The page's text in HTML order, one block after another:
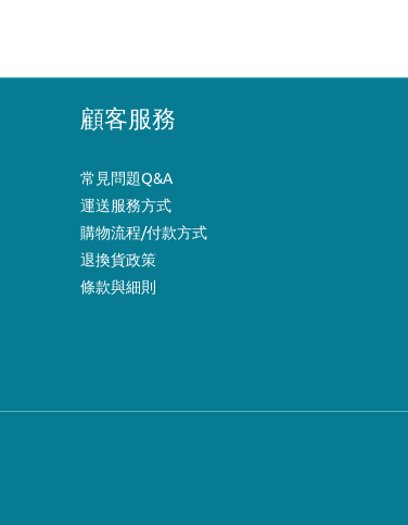
顧客服務
常見問題Q&A
運送服務方式
購物流程/付款方式
退換貨政策
條款與細則